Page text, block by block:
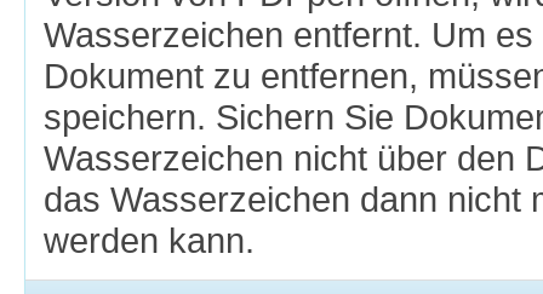
Wasserzeichen entfernt. Um
Dokument zu entfernen,
speichern. Sichern Sie
Wasserzeichen nicht über den
das Wasserzeichen dann nicht
werden kann.